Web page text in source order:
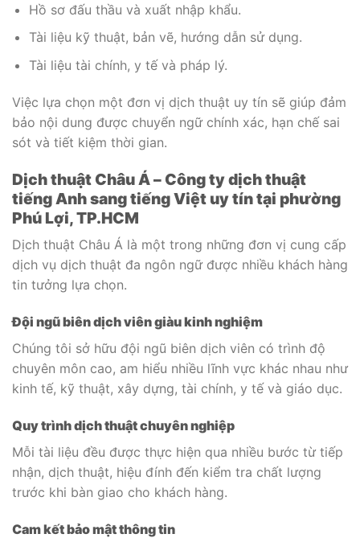
Hồ sơ đấu thầu và xuất nhập khẩu.
Tài liệu kỹ thuật, bản vẽ, hướng dẫn sử dụng.
Tài liệu tài chính, y tế và pháp lý.
Việc lựa chọn một đơn vị dịch thuật uy tín sẽ giúp đảm
bảo nội dung được chuyển ngữ chính xác, hạn chế sai
sót và tiết kiệm thời gian.
Dịch thuật Châu Á – Công ty dịch thuật
tiếng Anh sang tiếng Việt uy tín tại phường
Phú Lợi, TP.HCM
Dịch thuật Châu Á là một trong những đơn vị cung cấp
dịch vụ dịch thuật đa ngôn ngữ được nhiều khách hàng
tin tưởng lựa chọn.
Đội ngũ biên dịch viên giàu kinh nghiệm
Chúng tôi sở hữu đội ngũ biên dịch viên có trình độ
chuyên môn cao, am hiểu nhiều lĩnh vực khác nhau như
kinh tế, kỹ thuật, xây dựng, tài chính, y tế và giáo dục.
Quy trình dịch thuật chuyên nghiệp
Mỗi tài liệu đều được thực hiện qua nhiều bước từ tiếp
nhận, dịch thuật, hiệu đính đến kiểm tra chất lượng
trước khi bàn giao cho khách hàng.
Cam kết bảo mật thông tin